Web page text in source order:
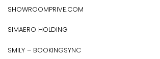
SHOWROOMPRIVE.COM
SIMAERO HOLDING
SMILY – BOOKINGSYNC